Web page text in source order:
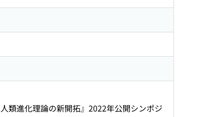
類進化理論の新開拓』2022年公開シンポジ